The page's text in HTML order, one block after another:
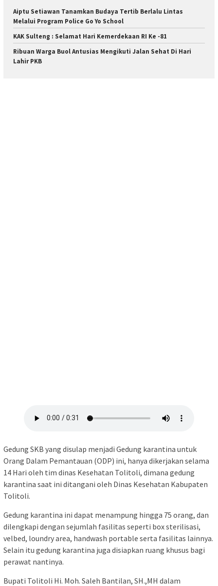
Aiptu Setiawan Tanamkan Budaya Tertib Berlalu Lintas
Melalui Program Police Go Yo School
KAK Sulteng : Selamat Hari Kemerdekaan RI Ke -81
Ribuan Warga Buol Antusias Mengikuti Jalan Sehat Di Hari
Lahir PKB
Gedung SKB yang disulap menjadi Gedung karantina untuk
Orang Dalam Pemantauan (ODP) ini, hanya dikerjakan selama
14 Hari oleh tim dinas Kesehatan Tolitoli, dimana gedung
karantina saat ini ditangani oleh Dinas Kesehatan Kabupaten
Tolitoli.
Gedung karantina ini dapat menampung hingga 75 orang, dan
dilengkapi dengan sejumlah fasilitas seperti box sterilisasi,
velbed, loundry area, handwash portable serta fasilitas lainnya.
Selain itu gedung karantina juga disiapkan ruang khusus bagi
perawat nantinya.
Bupati Tolitoli Hi. Moh. Saleh Bantilan, SH.,MH dalam